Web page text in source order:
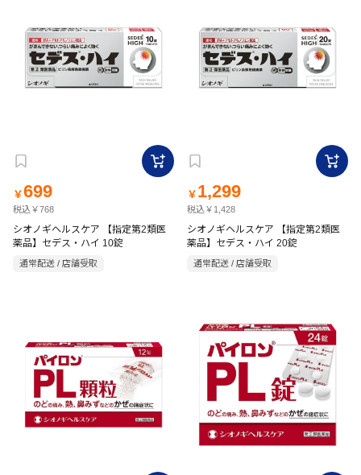
￥699
税込￥768
シオノギヘルスケア 【指定第2類医
薬品】セデス・ハイ 10錠
通常配送 / 店舗受取
￥ 1,299
税込￥1,428
シオノギヘルスケア 【指定第2類医
薬品】セデス・ハイ 20錠
通常配送 / 店舗受取